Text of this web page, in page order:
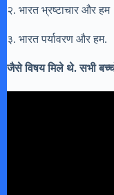
२. भारत भ्रष्टाचार और हम
३. भारत पर्यावरण और हम.
जैसे विषय मिले थे. सभी